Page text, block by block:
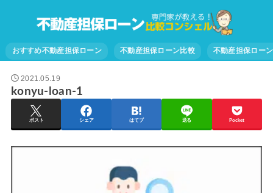
おすすめ不動産担保ローン 不動産担保ローン比較 不動産担保ロー
2021.05.19
konyu-loan-1
ポスト シェア はてブ 送る Pocket